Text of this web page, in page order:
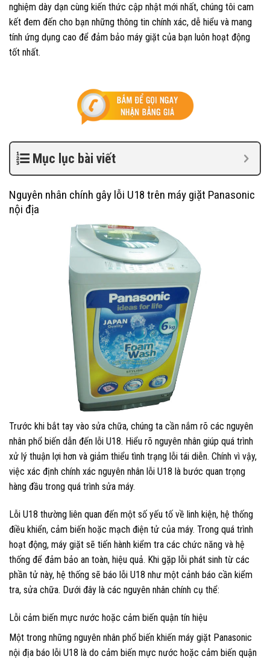
nghiệm dày dạn cùng kiến thức cập nhật mới nhất, chúng tôi cam
kết đem đến cho bạn những thông tin chính xác, dễ hiểu và mang
tính ứng dụng cao để đảm bảo máy giặt của bạn luôn hoạt động
tốt nhất.
Mục lục bài viết
Nguyên nhân chính gây lỗi U18 trên máy giặt Panasonic
nội địa
Trước khi bắt tay vào sửa chữa, chúng ta cần nắm rõ các nguyên
nhân phổ biến dẫn đến lỗi U18. Hiểu rõ nguyên nhân giúp quá trình
xử lý thuận lợi hơn và giảm thiểu tình trạng lỗi tái diễn. Chính vì vậy,
việc xác định chính xác nguyên nhân lỗi U18 là bước quan trọng
hàng đầu trong quá trình sửa máy.
Lỗi U18 thường liên quan đến một số yếu tố về linh kiện, hệ thống
điều khiển, cảm biến hoặc mạch điện tử của máy. Trong quá trình
hoạt động, máy giặt sẽ tiến hành kiểm tra các chức năng và hệ
thống để đảm bảo an toàn, hiệu quả. Khi gặp lỗi phát sinh từ các
phần tử này, hệ thống sẽ báo lỗi U18 như một cảnh báo cần kiểm
tra, sửa chữa. Dưới đây là các nguyên nhân chính cụ thể:
Lỗi cảm biến mực nước hoặc cảm biến quận tín hiệu
Một trong những nguyên nhân phổ biến khiến máy giặt Panasonic
nội địa báo lỗi U18 là do cảm biến mực nước hoặc cảm biến quận